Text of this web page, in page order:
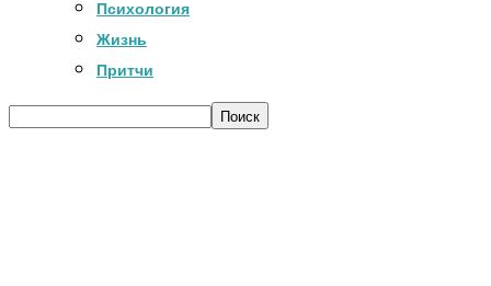
Психология
Жизнь
Притчи